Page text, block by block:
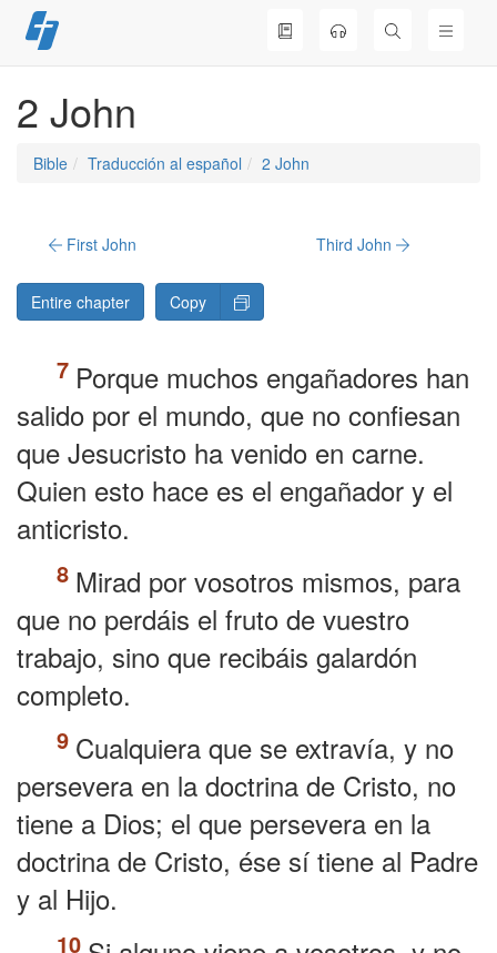
Skip
to
2 John
Bible Traducción al español 2 John
First John Third John
Entire chapter Copy
Porque muchos engañadores han
salido por el mundo, que no confiesan
que Jesucristo ha venido en carne.
Quien esto hace es el engañador y el
anticristo.
Mirad por vosotros mismos, para
que no perdáis el fruto de vuestro
trabajo, sino que recibáis galardón
completo.
Cualquiera que se extravía, y no
persevera en la doctrina de Cristo, no
tiene a Dios; el que persevera en la
doctrina de Cristo, ése sí tiene al Padre
y al Hijo.